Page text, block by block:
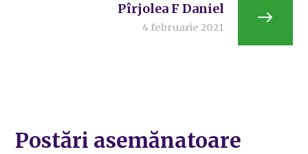
Pîrjolea F Daniel
4 februarie 2021
Postări asemănatoare